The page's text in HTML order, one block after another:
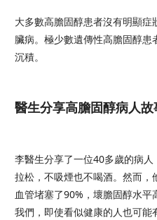
大多數高膽固醇患者沒有明顯
臟病。極少數遺傳性高膽固醇
沉積。
醫生分享高膽固醇病人故
李醫生分享了一位40多歲的病
拉松，不吸煙也不喝酒。然而
血管堵塞了90%，壞膽固醇水
我們，即使看似健康的人也可